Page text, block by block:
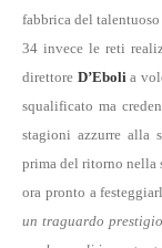
fabbrica del
34 invece le reti
direttore D’Eboli a
squalificato ma
stagioni azzurre alla
prima del ritorno nella
ora pronto a
un traguardo